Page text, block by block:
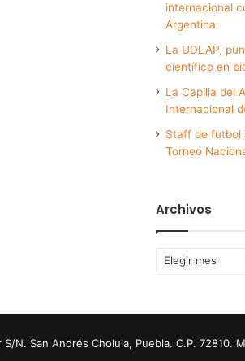
internacional
Argentina
La UDLAP,
científico en
La Capilla del
Internacional
Staff de futbol
Torneo
Archivos
Archivos
San Andrés Cholula, Puebla. C.P. 72810.